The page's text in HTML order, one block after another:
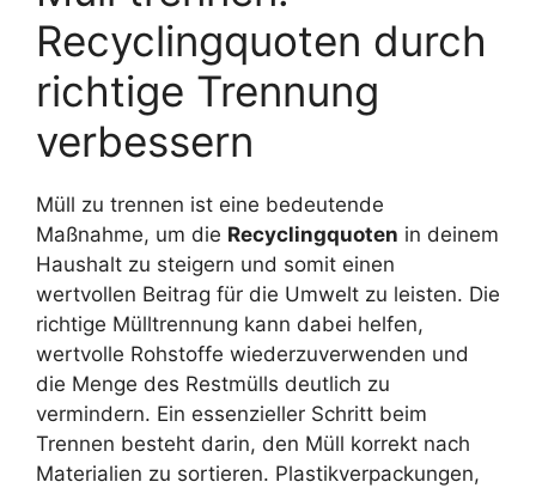
Recyclingquoten durch
richtige Trennung
verbessern
Müll zu trennen ist eine bedeutende
Maßnahme, um die Recyclingquoten in deinem
Haushalt zu steigern und somit einen
wertvollen Beitrag für die Umwelt zu leisten. Die
richtige Mülltrennung kann dabei helfen,
wertvolle Rohstoffe wiederzuverwenden und
die Menge des Restmülls deutlich zu
vermindern. Ein essenzieller Schritt beim
Trennen besteht darin, den Müll korrekt nach
Materialien zu sortieren. Plastikverpackungen,